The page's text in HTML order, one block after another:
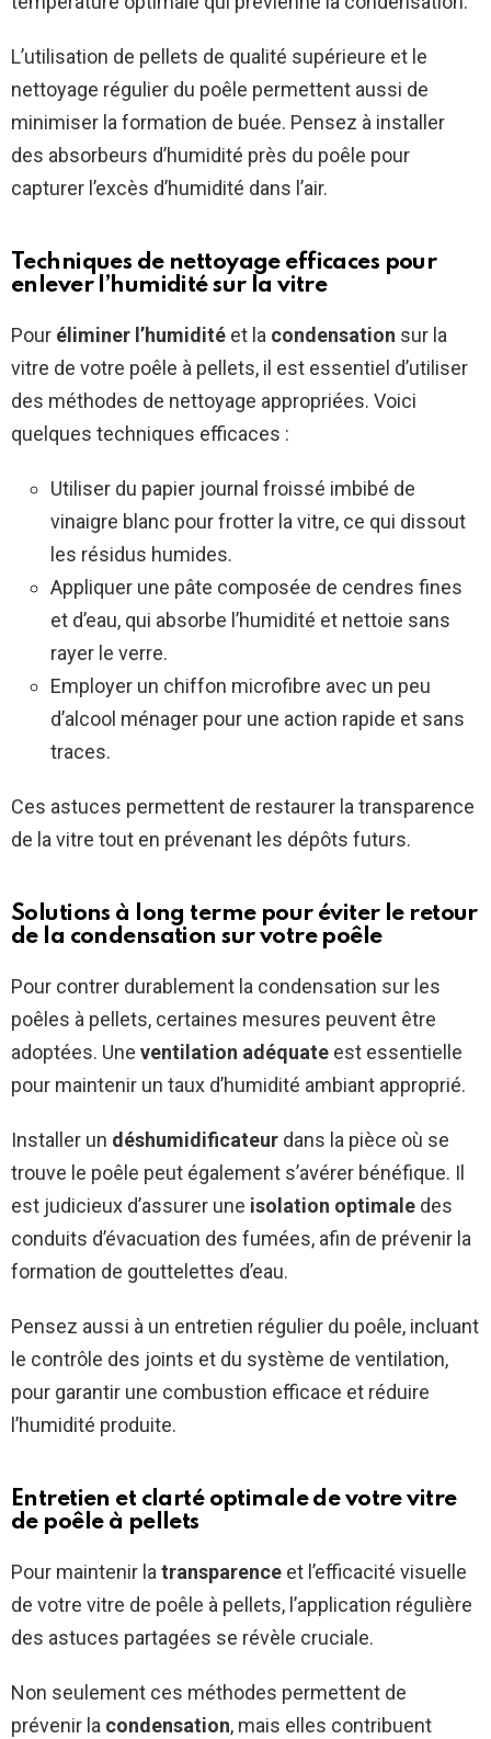
L’utilisation de pellets de qualité supérieure et le
nettoyage régulier du poêle permettent aussi de
minimiser la formation de buée. Pensez à installer
des absorbeurs d’humidité près du poêle pour
capturer l’excès d’humidité dans l’air.
Techniques de nettoyage efficaces pour
enlever l’humidité sur la vitre
Pour éliminer l’humidité et la condensation sur la
vitre de votre poêle à pellets, il est essentiel d’utiliser
des méthodes de nettoyage appropriées. Voici
quelques techniques efficaces :
Utiliser du papier journal froissé imbibé de
vinaigre blanc pour frotter la vitre, ce qui dissout
les résidus humides.
Appliquer une pâte composée de cendres fines
et d’eau, qui absorbe l’humidité et nettoie sans
rayer le verre.
Employer un chiffon microfibre avec un peu
d’alcool ménager pour une action rapide et sans
traces.
Ces astuces permettent de restaurer la transparence
de la vitre tout en prévenant les dépôts futurs.
Solutions à long terme pour éviter le retour
de la condensation sur votre poêle
Pour contrer durablement la condensation sur les
poêles à pellets, certaines mesures peuvent être
adoptées. Une ventilation adéquate est essentielle
pour maintenir un taux d’humidité ambiant approprié.
Installer un déshumidificateur dans la pièce où se
trouve le poêle peut également s’avérer bénéfique. Il
est judicieux d’assurer une isolation optimale des
conduits d’évacuation des fumées, afin de prévenir la
formation de gouttelettes d’eau.
Pensez aussi à un entretien régulier du poêle, incluant
le contrôle des joints et du système de ventilation,
pour garantir une combustion efficace et réduire
l’humidité produite.
Entretien et clarté optimale de votre vitre
de poêle à pellets
Pour maintenir latransparence et l’efficacité visuelle
de votre vitre de poêle à pellets, l’application régulière
des astuces partagées se révèle cruciale.
Non seulement ces méthodes permettent de
prévenir la condensation, mais elles contribuent